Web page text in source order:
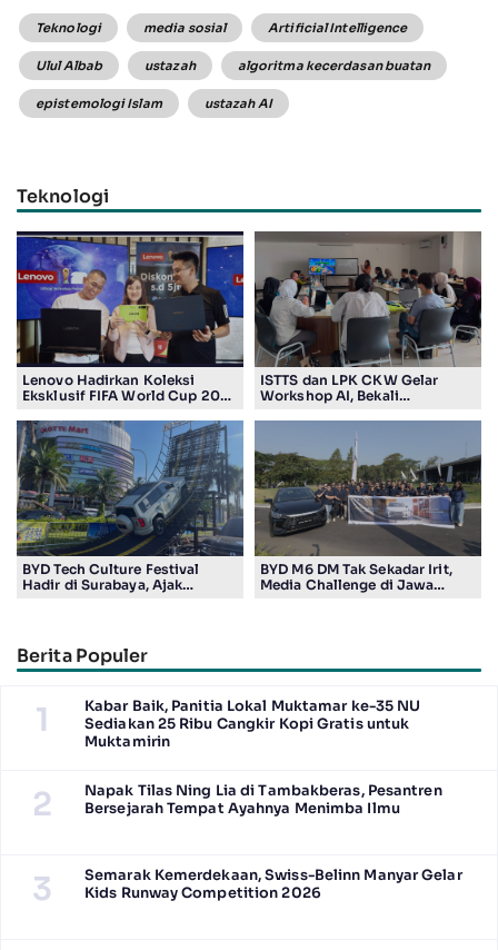
Teknologi media sosial Artificial Intelligence
Ulul Albab ustazah algoritma kecerdasan buatan
epistemologi Islam ustazah AI
Teknologi
Lenovo Hadirkan Koleksi
Eksklusif FIFA World Cup 2026
Penggemar Teknologi dan
Sepak Bola
ISTTS dan LPK CKW Gelar
Workshop AI, Bekali
BYD Tech Culture Festival
Hadir di Surabaya, Ajak
BYD M6 DM Tak Sekadar Irit,
Media Challenge di Jawa
Berita Populer
1
Kabar Baik, Panitia Lokal Muktamar ke-35 NU
Sediakan 25 Ribu Cangkir Kopi Gratis untuk
Muktamirin
2
Napak Tilas Ning Lia di Tambakberas, Pesantren
Bersejarah Tempat Ayahnya Menimba Ilmu
3
Semarak Kemerdekaan, Swiss-Belinn Manyar Gelar
Kids Runway Competition 2026